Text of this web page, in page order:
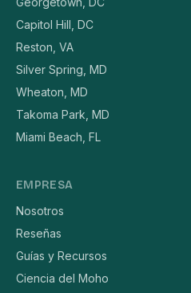
Capitol Hill, DC
Reston, VA
Silver Spring, MD
Wheaton, MD
Takoma Park, MD
Miami Beach, FL
EMPRESA
Nosotros
Reseñas
Guías y Recursos
Ciencia del Moho